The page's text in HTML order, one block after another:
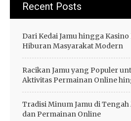
Recent Posts
Dari Kedai Jamu hingga
Hiburan Masyarakat Modern
Racikan Jamu yang Populer
Aktivitas Permainan Online
Tradisi Minum Jamu di
dan Permainan Online